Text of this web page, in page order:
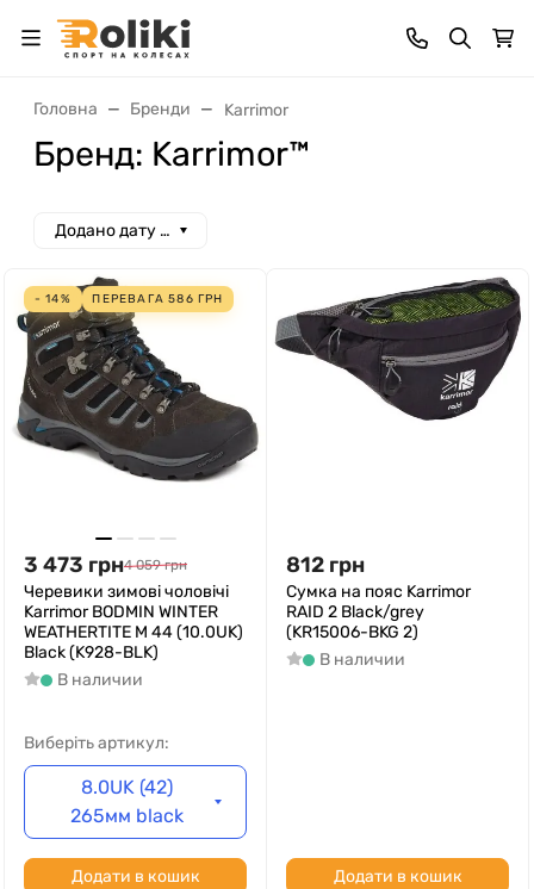
Головна Бренди Karrimor
Бренд: Karrimor™
Додано дату спад
- 14% ПЕРЕВАГА586 ГРН
3 473 грн4 059 грн
Черевики зимові чоловічі
Karrimor BODMIN WINTER
WEATHERTITE M 44 (10.0UK)
Black (K928-BLK)
В наличии
Виберіть артикул:
8.0UK (42)
265мм black
Додати в кошик
812 грн
Сумка на пояс Karrimor
RAID 2 Black/grey
(KR15006-BKG 2)
В наличии
Додати в кошик